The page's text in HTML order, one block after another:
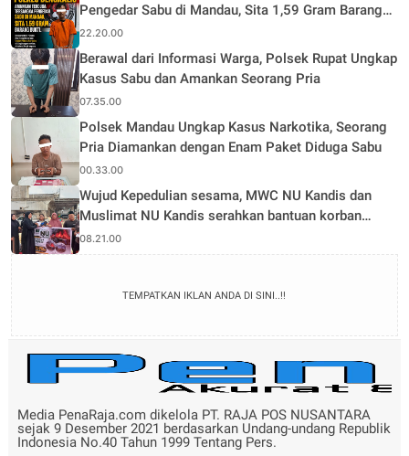
Pengedar Sabu di Mandau, Sita 1,59 Gram Barang
Bukti
22.20.00
Berawal dari Informasi Warga, Polsek Rupat Ungkap
Kasus Sabu dan Amankan Seorang Pria
07.35.00
Polsek Mandau Ungkap Kasus Narkotika, Seorang
Pria Diamankan dengan Enam Paket Diduga Sabu
00.33.00
Wujud Kepedulian sesama, MWC NU Kandis dan
Muslimat NU Kandis serahkan bantuan korban
musibah kebakaran
08.21.00
TEMPATKAN IKLAN ANDA DI SINI..!!
Media PenaRaja.com dikelola PT. RAJA POS NUSANTARA
sejak 9 Desember 2021 berdasarkan Undang-undang Republik
Indonesia No.40 Tahun 1999 Tentang Pers.